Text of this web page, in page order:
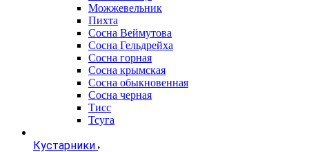
Можжевельник
Пихта
Сосна Веймутова
Сосна Гельдрейха
Сосна горная
Сосна крымская
Сосна обыкновенная
Сосна черная
Тисс
Тсуга
Кустарники